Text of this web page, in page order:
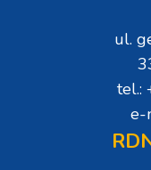
ul.
tel.:
e-